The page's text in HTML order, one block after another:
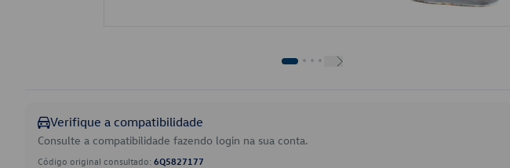
Verifique a compatibilidade
Consulte a compatibilidade fazendo login na sua conta.
Código original consultado: 6Q5827177